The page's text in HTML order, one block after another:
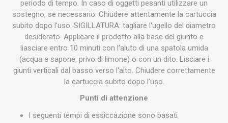
periodo di tempo. In caso di oggetti pesanti utilizzare un
sostegno, se necessario. Chiudere attentamente la cartuccia
subito dopo l'uso. SIGILLATURA: tagliare l'ugello del diametro
desiderato. Applicare il prodotto alla base del giunto e
liasciare entro 10 minuti con l'aiuto di una spatola umida
(acqua e sapone, privo di limone) o con un dito. Lisciare i
giunti verticali dal basso verso l'alto. Chiudere correttamente
la cartuccia subito dopo l'uso.
Punti di attenzione
I seguenti tempi di essiccazione sono basati